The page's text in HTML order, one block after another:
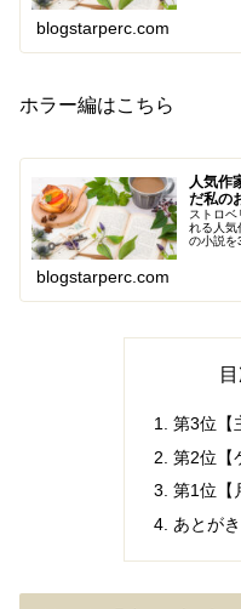
blogstarperc.com
ホラー編はこちら
人気作
だ私の
ストロベ
れる人気
の小説を
blogstarperc.com
第3位【
第2位【
第1位【
あとがき